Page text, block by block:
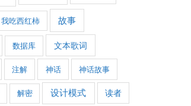
我吃西红柿 故事
数据库 文本歌词
注解 神话 神话故事
解密 设计模式 读者